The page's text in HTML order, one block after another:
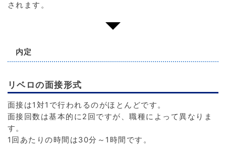
されます。
内定
リベロの面接形式
面接は1対1で行われるのがほとんどです。
面接回数は基本的に2回ですが、職種によって異なりま
す。
1回あたりの時間は30分～1時間です。